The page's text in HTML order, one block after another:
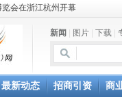
会在浙江杭州开幕
日韩产业合作发展论坛开幕
能高质量发展
智能制造项目顺利通过验收
日“秋景”
新闻 图片 下载
最新动态 招商引资 商